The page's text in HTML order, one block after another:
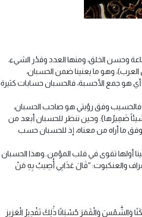
وحسن الخلق، ومنها العدد وقدْر الشيء،
وهو ما يعنينا ضمن الحسبان،
هو جمع الأحسبة، فالحسبان حسابات كثيرة
فالحسيب وفق رؤيتي هو صاحب الحسبان،
ضَمِيرُها}. وحين ننظر للحسبان أبعد من
وفق ما أراه من معناه، إذ للحسبان حسب
أولها تقوى في قلب المؤمن..وهذا الحسبان
والعنكبوت: “قَالَ عَذَابِي أُصِيبُ بِهِ مَنْ
وَالشَّمْسَ وَالْقَمَرَ حُسْبَانًا ذَٰلِكَ تَقْدِيرُ الْعَزِيزِ